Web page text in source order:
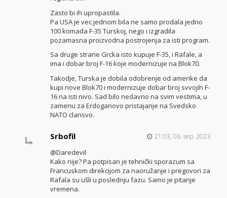
Zasto bi ih upropastila.
Pa USA je vec jednom bila ne samo prodala jedno
100 komada F-35 Turskoj, nego i izgradila
pozamasna proizvodna postrojenja za isti program.
Sa druge strane Grcka isto kupuje F-35, i Rafale, a
ima i dobar broj F-16 koje modernizuje na Blok70.
Takodje, Turska je dobila odobrenje od amerike da
kupi nove Blok70 i modernizuje dobar broj svvojih F-
16 na isti nivo. Sad bilo nedavno na svim vestima, u
zamenu za Erdoganovo pristajanje na Svedsko
NATO clansvo.
Srbofil 21:03, 06. sep. 2023.
@Daredevil
Kako nije? Pa potpisan je tehnički sporazum sa
Francuskom direkcijom za naoružanje i pregovori za
Rafala su ušli u poslednju fazu. Samo je pitanje
vremena.